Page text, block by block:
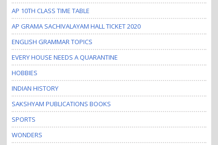
AP 10TH CLASS TIME TABLE
AP GRAMA SACHIVALAYAM HALL TICKET 2020
ENGLISH GRAMMAR TOPICS
EVERY HOUSE NEEDS A QUARANTINE
HOBBIES
INDIAN HISTORY
SAKSHYAM PUBLICATIONS BOOKS
SPORTS
WONDERS